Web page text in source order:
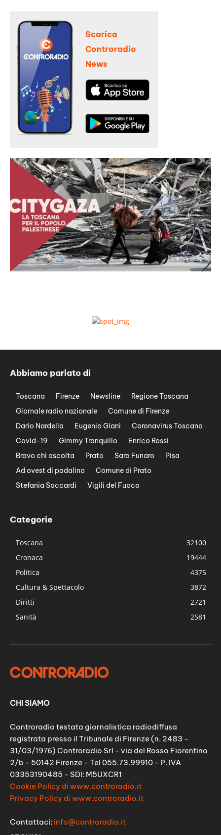
Scarica
Controradio
News
Abbiamo parlato di
Toscana Firenze Newsline
Regione Toscana
Giornale radio nazionale
Comune di Firenze
Dario Nardella
Eugenio Giani
Coronavirus Toscana
Covid-19
Gimmy Tranquillo
Enrico Rossi
Bravo chi ascolta
Prato Sara Funaro
Pisa
Ad ovest di padalino
Comune di Prato
Stefania Saccardi
Vigili del Fuoco
Categorie
Toscana
32100
Cronaca
19444
Politica
4375
Cultura & Spettacolo
3872
Diritti
2721
Sanità
2581
CHI SIAMO
Controradio testata giornalistica radiodiffusa
registrata presso il Tribunale di Firenze (n. 2483 -
31/03/1976) Controradio Srl - via del Rosso Fiorentino
2/b - 50142 Firenze - Tel 055.73.99910 - P. IVA
03353190485 - SDI: M5UXCR1
Cookie Policy di www.controradio.it
Privacy Policy di www.controradio.it
Contattaci: info@controradio.it